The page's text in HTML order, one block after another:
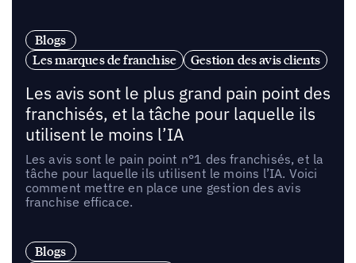
Blogs
Les marques de franchise
Gestion des avis clients
Les avis sont le plus grand pain point des
franchisés, et la tâche pour laquelle ils
utilisent le moins l’IA
Les avis sont le pain point n°1 des franchisés, et la
tâche pour laquelle ils utilisent le moins l’IA. Voici
comment mettre en place une gestion des avis
franchise efficace.
Blogs